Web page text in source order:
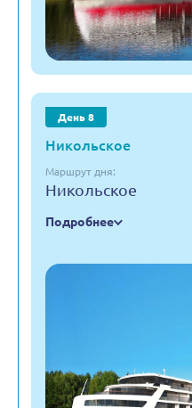
День 8
Никольское
Маршрут дня:
Никольское
Подробнее